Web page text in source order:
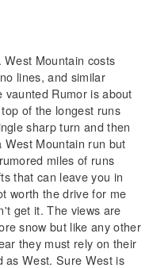
Mountain costs
lines, and similar
Rumor is about
of the longest runs
sharp turn and then
Mountain run but
miles of runs
that can leave you in
worth the drive for me
get it. The views are
snow but like any other
they must rely on their
as West. Sure West is